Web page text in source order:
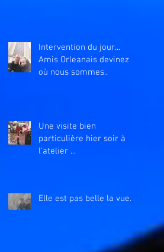
Intervention du jour...
Amis Orleanais devinez
où nous sommes..
Une visite bien
particulière hier soir à
l'atelier ...
Elle est pas belle la vue....